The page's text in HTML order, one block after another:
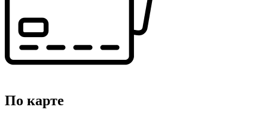
По карте